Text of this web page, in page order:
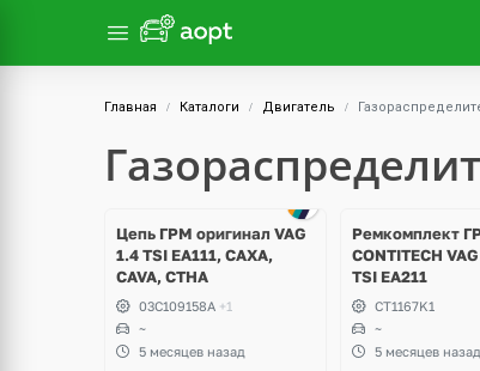
Главная Каталоги Двигатель
Цепь ГРМ оригинал VAG
1.4 TSI EA111, CAXA,
CAVA, CTHA
03C109158A +1
~
5 месяцев назад
Ремкомплект
CONTITECH
TSI EA211
CT1167K1
~
5 месяцев назад